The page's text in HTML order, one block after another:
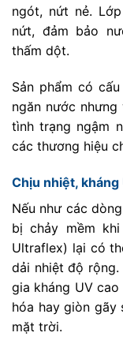
ngót, nứt nẻ.
nứt, đảm bảo
thấm dột.
Sản phẩm có
ngăn nước
tình trạng ngậm
các thương hiệu
Chịu nhiệt,
Nếu như các
bị chảy mềm
Ultraflex) lại có
dải nhiệt độ rộng.
gia kháng UV
hóa hay giòn gãy
mặt trời.